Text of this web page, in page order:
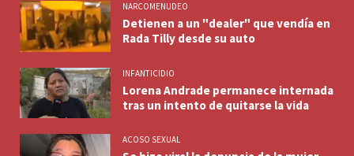
NARCOMENUDEO
Detienen a un "dealer" que vendía en
Rada Tilly desde su auto
INFANTICIDIO
Lorena Andrade permanece internada
tras un intento de quitarse la vida
ACOSO SEXUAL